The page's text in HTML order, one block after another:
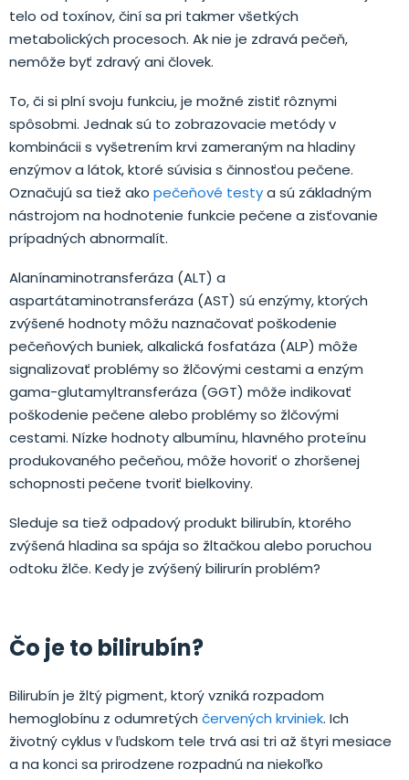
telo od toxínov, činí sa pri takmer všetkých
metabolických procesoch. Ak nie je zdravá pečeň,
nemôže byť zdravý ani človek.
To, či si plní svoju funkciu, je možné zistiť rôznymi
spôsobmi. Jednak sú to zobrazovacie metódy v
kombinácii s vyšetrením krvi zameraným na hladiny
enzýmov a látok, ktoré súvisia s činnosťou pečene.
Označujú sa tiež ako pečeňové testya sú základným
nástrojom na hodnotenie funkcie pečene a zisťovanie
prípadných abnormalít.
Alanínaminotransferáza (ALT) a
aspartátaminotransferáza (AST) sú enzýmy, ktorých
zvýšené hodnoty môžu naznačovať poškodenie
pečeňových buniek, alkalická fosfatáza (ALP) môže
signalizovať problémy so žlčovými cestami a enzým
gama-glutamyltransferáza (GGT) môže indikovať
poškodenie pečene alebo problémy so žlčovými
cestami. Nízke hodnoty albumínu, hlavného proteínu
produkovaného pečeňou, môže hovoriť o zhoršenej
schopnosti pečene tvoriť bielkoviny.
Sleduje sa tiež odpadový produkt bilirubín, ktorého
zvýšená hladina sa spája so žltačkou alebo poruchou
odtoku žlče. Kedy je zvýšený bilirurín problém?
Čo je to bilirubín?
Bilirubín je žltý pigment, ktorý vzniká rozpadom
hemoglobínu z odumretých červených krviniek. Ich
životný cyklus v ľudskom tele trvá asi tri až štyri mesiace
a na konci sa prirodzene rozpadnú na niekoľko